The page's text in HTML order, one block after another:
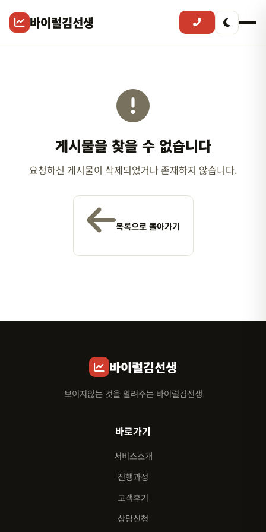
바이럴김선생
게시물을 찾을 수 없습니다
요청하신 게시물이 삭제되었거나 존재하지 않습니다.
목록으로 돌아가기
바이럴김선생
보이지않는 것을 알려주는 바이럴김선생
바로가기
서비스소개
진행과정
고객후기
상담신청